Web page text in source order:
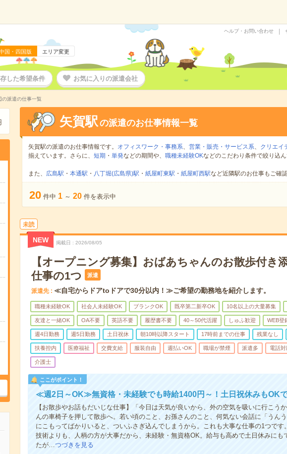
国・四国版 エリア変更
ヘルプ・お問い合わせ
した希望条件 お気に入りの派遣会社
の派遣の仕事一覧
矢賀駅の派遣のお仕事情報一覧
矢賀駅の派遣のお仕事情報です。 オフィスワーク・事務系、 営業・販売・サービス系、 クリエイ
揃えています。さらに、 短期 ・ 単発などの期間や、 職種未経験OKなどのこだわり条件で絞り込ん
また、 広島駅 ・ 本通駅 ・ 八丁堀(広島県)駅 ・ 紙屋町東駅 ・ 紙屋町西駅など近隣駅のお仕事もご確
20 件中 1 ～ 20 件を表示中
未読
NEW 掲載日 2026/08/05
【オープニング募集】おばあちゃんのお散歩付き
仕事の1つ
派遣
派遣先 ≪自宅からドアtoドアで30分以内！≫ご希望の勤務地を紹介します。
職種未経験OK 社会人未経験OK ブランクOK 既卒第二新卒OK 10名以上の大量募集
友達と一緒OK OA不要 英語不要 履歴書不要 40～50代活躍 しゅふ歓迎 WEB登
週4日勤務 週5日勤務 土日祝休 朝10時以降スタート 17時前までの仕事 残業なし
扶養控内 医療福祉 交費支給 服装自由 週払いOK 職場が禁煙 派遣多 電話対
介護士
ここがポイント！
≪週2日～OK≫無資格・未経験でも時給1400円～！土日祝休みもOKで
【お散歩やお話もだいじな仕事】「今日は天気が良いから、外の空気を吸いに行こう
んの車椅子を押して散歩へ。若い頃のこと、お孫さんのこと、何気ない会話に「うん
にこもってばかりいると、ついふさぎ込んでしまうから。これも大事な仕事の1つです
技術よりも、人柄の方が大事だから、未経験・無資格OK。給与も高めで土日休みにも
たが…つづきを見る